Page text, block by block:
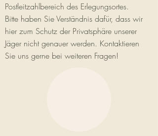
Postleitzahlbereich des Erlegungsortes.
Bitte haben Sie Verständnis dafür, dass wir
hier zum Schutz der Privatsphäre unserer
Jäger nicht genauer werden. Kontaktieren
Sie uns gerne bei weiteren Fragen!